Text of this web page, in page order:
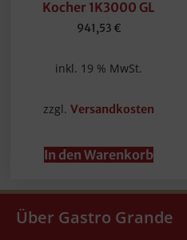
Kocher 1K3000 GL
941,53 €
inkl. 19 % MwSt.
zzgl.Versandkosten
In den Warenkorb
Über Gastro Grande